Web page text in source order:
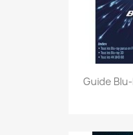
Guide Blu-